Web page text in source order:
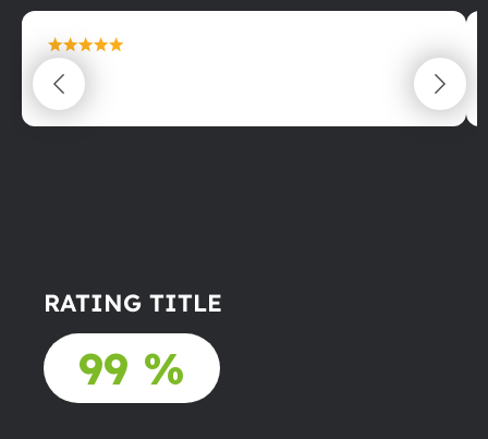
maximální spokojenost
22.06.2025
RATING TITLE
99 %